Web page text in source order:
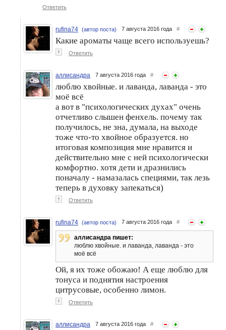
Ответить
rufina74 (автор поста) 7 августа 2016 года #
Какие ароматы чаще всего используешь?
↑ Ответить
аллисандра 7 августа 2016 года #
люблю хвойные. и лаванда, лаванда - это
моё всё
а вот в "психологических духах" очень
отчетливо слышен фенхель. почему так
получилось, не зна, думала, на выходе
тоже что-то хвойное образуется. но
итоговая композиция мне нравится и
действительно мне с ней психологически
комфортно. хотя дети и дразнились
поначалу - намазалась специями, так лезь
теперь в духовку запекаться)
↑ Ответить
rufina74 (автор поста) 7 августа 2016 года #
аллисандра пишет:
люблю хвойные. и лаванда, лаванда - это
моё всё
Ой, я их тоже обожаю! А еще люблю для
тонуса и поднятия настроения
цитрусовые, особенно лимон.
↑ Ответить
аллисандра 7 августа 2016 года #